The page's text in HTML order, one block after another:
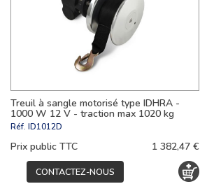
Treuil à sangle motorisé type IDHRA -
1000 W 12 V - traction max 1020 kg
Réf. ID1012D
Prix public TTC 1 382,47 €
CONTACTEZ-NOUS